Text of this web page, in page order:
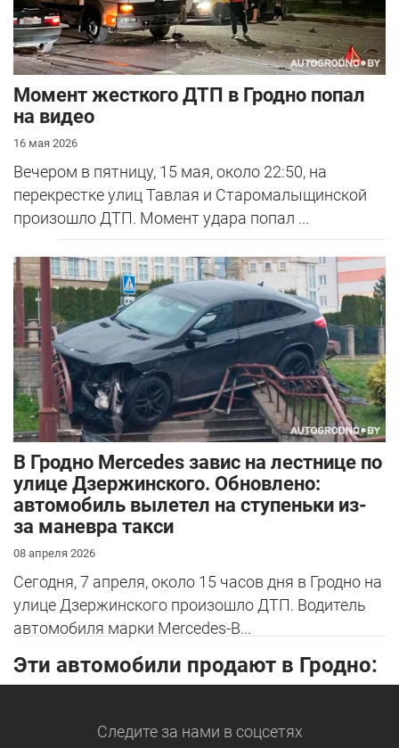
Момент жесткого ДТП в Гродно попал
на видео
16 мая 2026
Вечером в пятницу, 15 мая, около 22:50, на
перекрестке улиц Тавлая и Старомалыщинской
произошло ДТП. Момент удара попал ...
В Гродно Mercedes завис на лестнице по
улице Дзержинского. Обновлено:
автомобиль вылетел на ступеньки из-
за маневра такси
08 апреля 2026
Сегодня, 7 апреля, около 15 часов дня в Гродно на
улице Дзержинского произошло ДТП. Водитель
автомобиля марки Mercedes-B...
Эти автомобили продают в Гродно:
Следите за нами в соцсетях